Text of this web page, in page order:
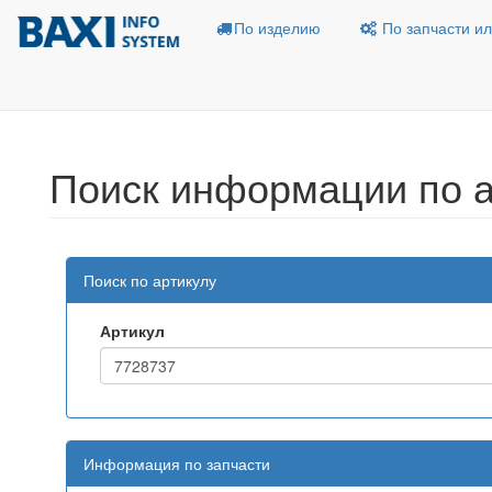
По изделию По запчасти
Поиск информации по
Поиск по артикулу
Артикул
Информация по запчасти